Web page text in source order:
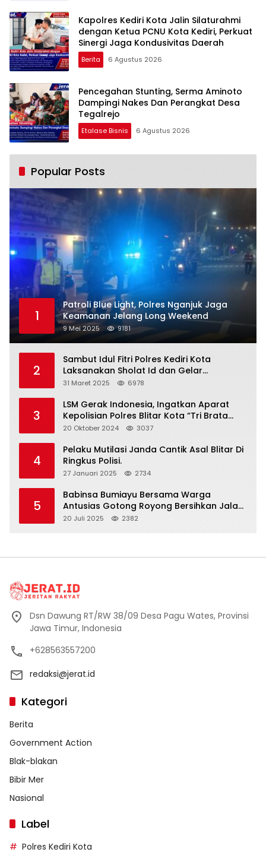
Kapolres Kediri Kota Jalin Silaturahmi
dengan Ketua PCNU Kota Kediri, Perkuat
Sinergi Jaga Kondusivitas Daerah
Berita 6 Agustus 2026
Pencegahan Stunting, Serma Aminoto
Dampingi Nakes Dan Perangkat Desa
Tegalrejo
Etalase Bisnis 6 Agustus 2026
Popular Posts
1
Patroli Blue Light, Polres Nganjuk Jaga
Keamanan Jelang Long Weekend
9 Mei 2025 9181
2
Sambut Idul Fitri Polres Kediri Kota
Laksanakan Sholat Id dan Gelar
Halalbihalal
31 Maret 2025 6978
3
LSM Gerak Indonesia, Ingatkan Aparat
Kepolisian Polres Blitar Kota “Tri Brata
Polri” Harus Diamalkan
20 Oktober 2024 3037
4
Pelaku Mutilasi Janda Cantik Asal Blitar Di
Ringkus Polisi.
27 Januari 2025 2734
5
Babinsa Bumiayu Bersama Warga
Antusias Gotong Royong Bersihkan Jalan
Dusun Banaran
20 Juli 2025 2382
Dsn Dawung RT/RW 38/09 Desa Pagu Wates, Provinsi
Jawa Timur, Indonesia
+628563557200
redaksi@jerat.id
Kategori
Berita
Government Action
Blak-blakan
Bibir Mer
Nasional
Label
Polres Kediri Kota